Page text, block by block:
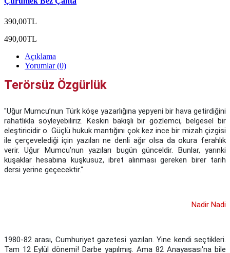
390,00TL
490,00TL
Açıklama
Yorumlar (0)
Terörsüz Özgürlük
"Uğur Mumcu’nun Türk köşe yazarlığına yepyeni bir hava getirdiğini
rahatlıkla söyleyebiliriz. Keskin bakışlı bir gözlemci, belgesel bir
eleştiricidir o. Güçlü hukuk mantığını çok kez ince bir mizah çizgisi
ile çerçevelediği için yazıları ne denli ağır olsa da okura ferahlık
verir. Uğur Mumcu’nun yazıları bugün günceldir. Bunlar, yarınki
kuşaklar hesabına kuşkusuz, ibret alınması gereken birer tarih
dersi yerine geçecektir."
Nadir Nadi
1980-82 arası, Cumhuriyet gazetesi yazıları. Yine kendi seçtikleri.
Tam 12 Eylül dönemi! Darbe yapılmış. Ama 82 Anayasası'na bile